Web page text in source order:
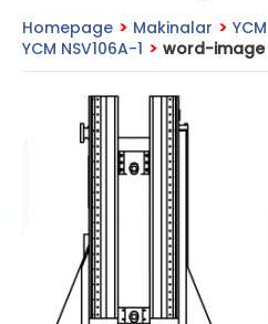
Homepage > Makinalar >
YCM NSV106A-1 > word-image